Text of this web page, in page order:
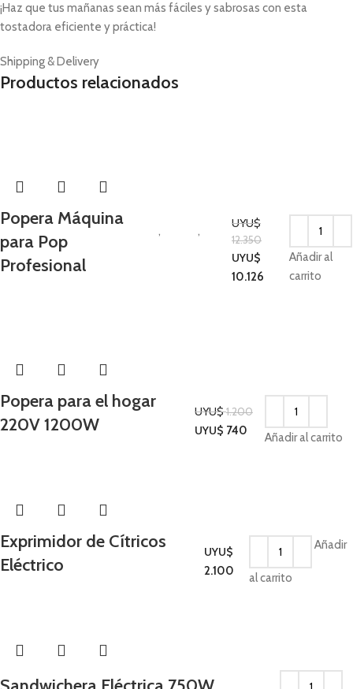
¡Haz que tus mañanas sean más fáciles y sabrosas con esta
tostadora eficiente y práctica!
Shipping & Delivery
Productos relacionados
Popera Máquina
para Pop
Profesional
Hogar, Cocina,
UYU$
12.350
UYU$
10.126
Añadir al
carrito
Popera para el hogar
220V 1200W
UYU$1.200
UYU$ 740 Añadir al carrito
Exprimidor de Cítricos
Eléctrico
UYU$
2.100
Añadir
al carrito